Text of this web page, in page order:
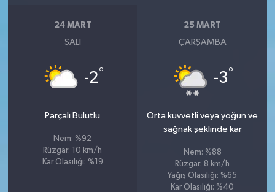
24 MART
SALI
-2°
Parçalı Bulutlu
Nem: %92
Rüzgar: 10 km/h
Kar Olasılığı: %19
25 MART
ÇARŞAMBA
-3°
Orta kuvvetli veya yoğun ve
sağnak şeklinde kar
Nem: %88
Rüzgar: 8 km/h
Yağış Olasılığı: %65
Kar Olasılığı: %40